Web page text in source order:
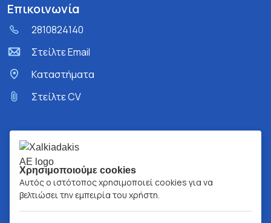
Επικοινωνία
2810824140
Στείλτε Email
Kαταστήματα
Στείλτε CV
Χρησιμοποιούμε cookies
Αυτός ο ιστότοπος χρησιμοποιεί cookies για να
βελτιώσει την εμπειρία του χρήστη.